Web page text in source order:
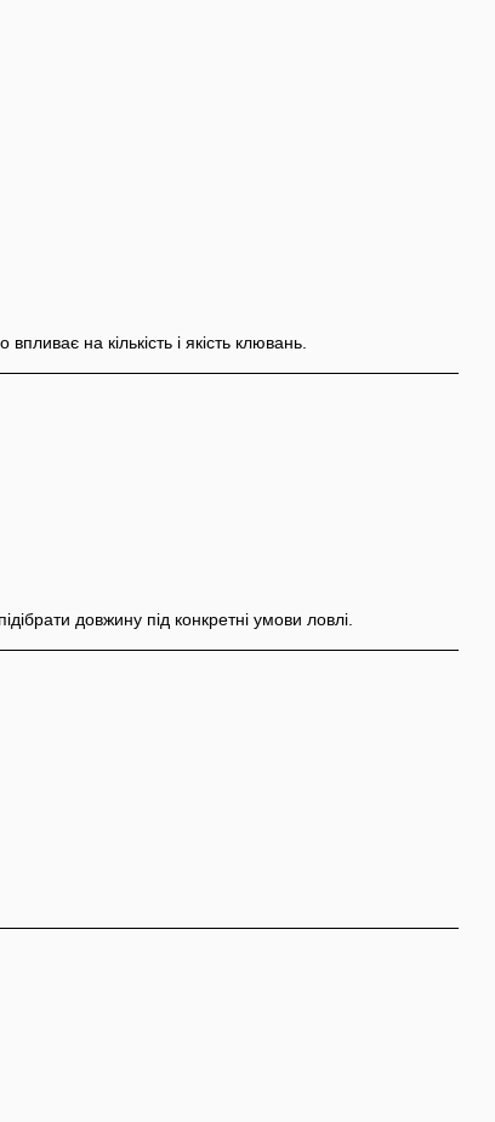
на кількість і якість клювань.
довжину під конкретні умови ловлі.